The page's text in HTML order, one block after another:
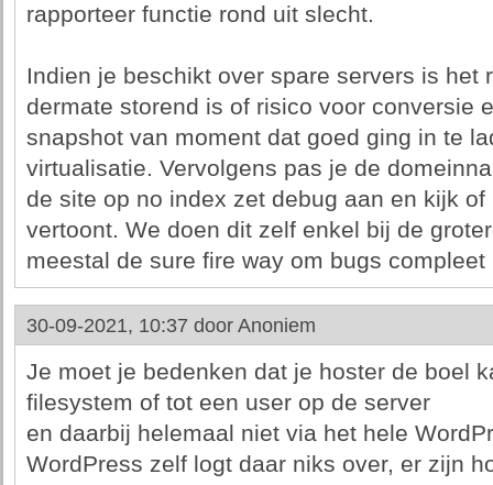
rapporteer functie rond uit slecht.
Indien je beschikt over spare servers is het
dermate storend is of risico voor conversie
snapshot van moment dat goed ging in te
virtualisatie. Vervolgens pas je de
de site op no index zet debug aan en kijk
vertoont. We doen dit zelf enkel bij de
meestal de sure fire way om bugs
30-09-2021, 10:37 door Anoniem
Je moet je bedenken dat je hoster de boel
filesystem of tot een user op de server
en daarbij helemaal niet via het hele
WordPress zelf logt daar niks over, er zijn